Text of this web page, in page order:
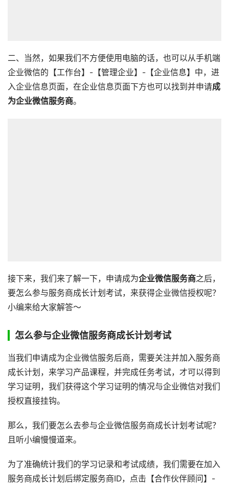
二、当然，如果我们不方便使用电脑的话，也可以从手机端
企业微信的【工作台】-【管理企业】-【企业信息】中，进
入企业信息页面，在企业信息页面下方也可以找到并申请成
为企业微信服务商。
接下来，我们来了解一下，申请成为企业微信服务商之后，
要怎么参与服务商成长计划考试，来获得企业微信授权呢？
小编来给大家解答～
怎么参与企业微信服务商成长计划考试
当我们申请成为企业微信服务后商，需要关注并加入服务商
成长计划，来学习产品课程，并完成任务考试，才可以得到
学习证明，我们获得这个学习证明的情况与企业微信对我们
授权直接挂钩。
那么，我们要怎么去参与企业微信服务商成长计划考试呢？
且听小编慢慢道来。
为了准确统计我们的学习记录和考试成绩，我们需要在加入
服务商成长计划后绑定服务商ID，点击【合作伙伴顾问】-